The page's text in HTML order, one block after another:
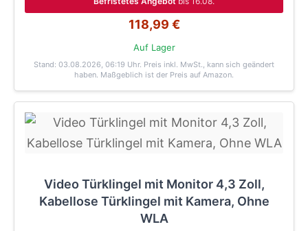
118,99 €
Auf Lager
Stand: 03.08.2026, 06:19 Uhr. Preis inkl. MwSt., kann sich geändert
haben. Maßgeblich ist der Preis auf Amazon.
Video Türklingel mit Monitor 4,3 Zoll,
Kabellose Türklingel mit Kamera, Ohne
WLA